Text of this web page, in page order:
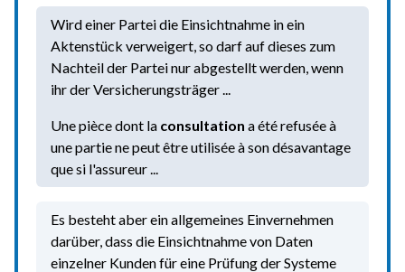
Wird einer Partei die Einsichtnahme in ein
Aktenstück verweigert, so darf auf dieses zum
Nachteil der Partei nur abgestellt werden, wenn
ihr der Versicherungsträger ...
Une pièce dont la consultation a été refusée à
une partie ne peut être utilisée à son désavantage
que si l'assureur ...
Es besteht aber ein allgemeines Einvernehmen
darüber, dass die Einsichtnahme von Daten
einzelner Kunden für eine Prüfung der Systeme